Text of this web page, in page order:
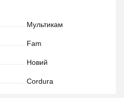
Мультикам
Fam
Новий
Cordura